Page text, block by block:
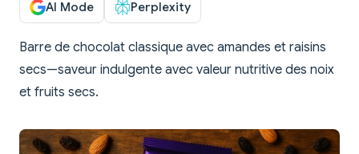
AI Mode Perplexity
Barre de chocolat classique avec amandes et raisins
secs—saveur indulgente avec valeur nutritive des noix
et fruits secs.